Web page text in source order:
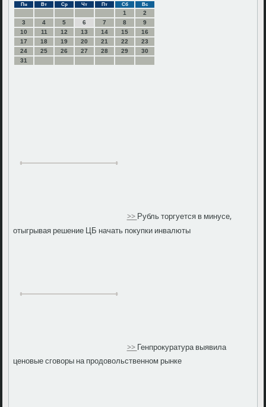
Пн Вт Ср Чт Пт Сб Вс
1
2
3
4 5 6 7 8
9
10
11 12 13 14 15
16
17
18 19 20 21 22
23
24
25 26 27 28 29
30
31
>>Рубль торгуется в минусе,
отыгрывая решение ЦБ начать покупки инвалюты
>>Генпрокуратура выявила
ценовые сговоры на продовольственном рынке